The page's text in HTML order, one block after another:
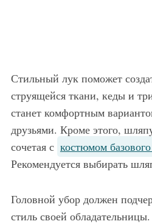
Стильный лук поможет
струящейся ткани, кеды и
станет комфортным
друзьями. Кроме этого,
сочетая с костюмом
Рекомендуется выбирать
Головной убор должен
стиль своей